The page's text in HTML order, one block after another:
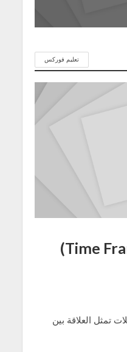
تعليم فوركس
تمثل العلاقة بين